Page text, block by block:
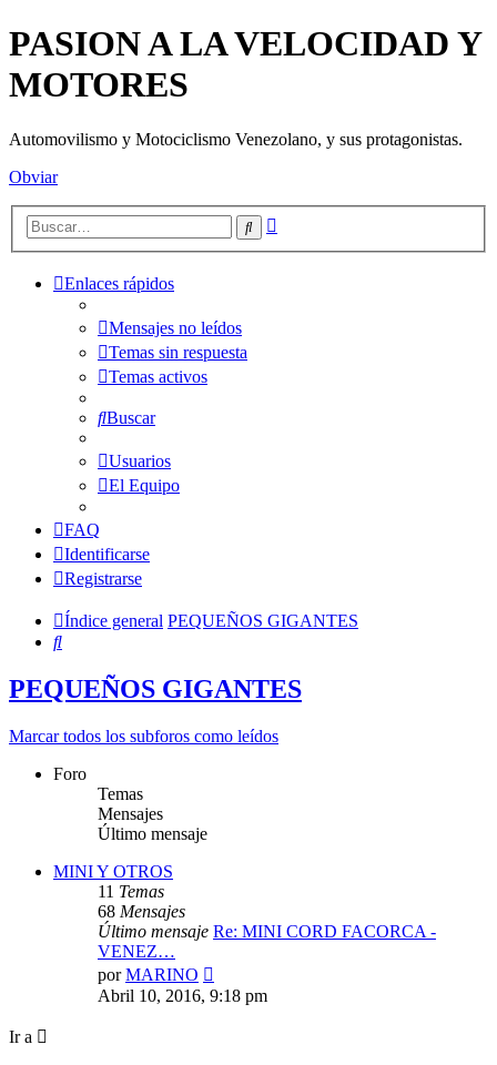
PASION A LA VELOCIDAD Y
MOTORES
Automovilismo y Motociclismo Venezolano, y sus protagonistas.
Obviar
Buscar
Enlaces rápidos
Mensajes no leídos
Temas sin respuesta
Temas activos
Buscar
Usuarios
El Equipo
FAQ
Identificarse
Registrarse
Índice general PEQUEÑOS GIGANTES
Buscar
PEQUEÑOS GIGANTES
Marcar todos los subforos como leídos
Foro
Temas
Mensajes
Último mensaje
MINI Y OTROS
11 Temas
68 Mensajes
Último mensaje Re: MINI CORD FACORCA -
VENEZ…
porMARINO
último
mensaje
Abril 10, 2016, 9:18 pm
Ir a